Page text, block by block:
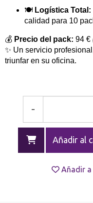
🍽️ Logística Total:
calidad para 10
💰 Precio del pack: 94 €
✨ Un servicio
triunfar en su oficina.
-
Añadir al
Añadir a